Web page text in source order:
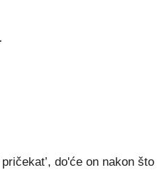
do'će on nakon što